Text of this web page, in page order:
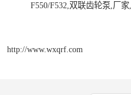
F550/F532,双联齿轮泵,厂
http://www.wxqrf.com